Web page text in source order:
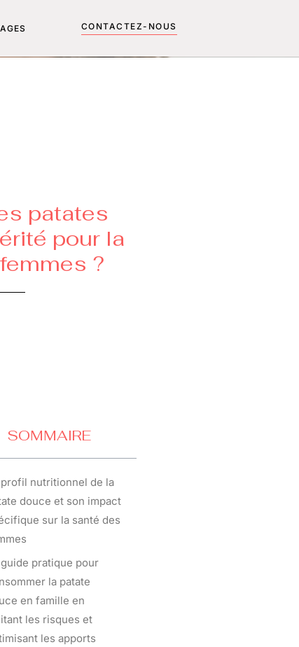
CONTACTEZ-NOUS
patates
pour la
?
SOMMAIRE
profil nutritionnel de la
douce et son impact
sur la santé des
pratique pour
la patate
en famille en
les risques et
les apports